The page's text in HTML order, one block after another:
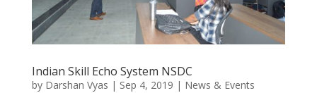
Indian Skill Echo System NSDC
by Darshan Vyas | Sep 4, 2019 | News & Events